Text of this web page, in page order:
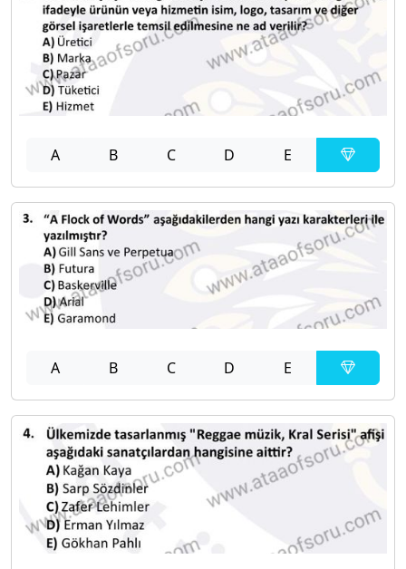
A B C D E
A B C D E